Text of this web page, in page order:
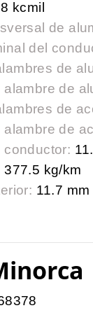
kcmil
de
del
de
alambre de
de
alambre de
conductor:
377.5 kg/km
11.7 mm